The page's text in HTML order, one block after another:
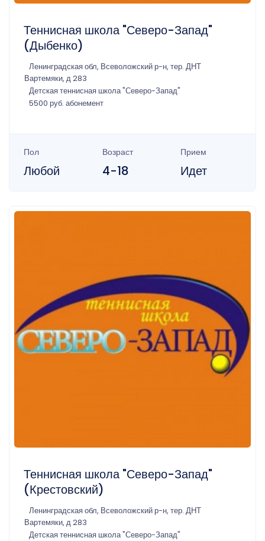
Теннисная школа "Северо-Запад"
(Дыбенко)
Ленинградская обл, Всеволожский р-н, тер. ДНТ
Вартемяки, д 283
Детская теннисная школа "Северо-Запад"
5500 руб. абонемент
Пол
Любой
Возраст
4-18
Прием
Идет
Теннисная школа "Северо-Запад"
(Крестовский)
Ленинградская обл, Всеволожский р-н, тер. ДНТ
Вартемяки, д 283
Детская теннисная школа "Северо-Запад"